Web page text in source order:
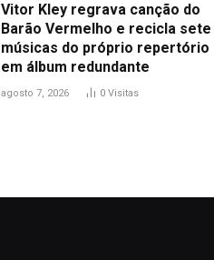
Vitor Kley regrava canção do
Barão Vermelho e recicla sete
músicas do próprio repertório
em álbum redundante
agosto 7, 2026 0 Visitas